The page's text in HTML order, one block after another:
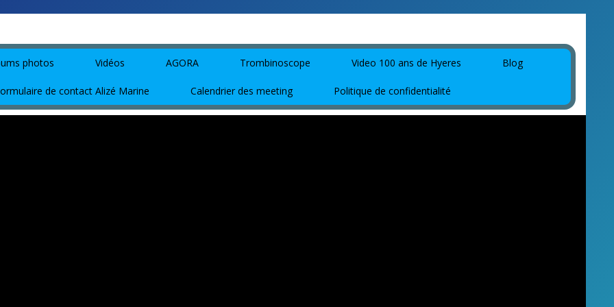
photos Vidéos AGORA Trombinoscope Video 100 ans de Hyeres Blog
de contact Alizé Marine Calendrier des meeting Politique de confidentialité